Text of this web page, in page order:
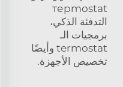
терmostat
التدفئة الذكي،
برمجيات الـ
termostat وأيضًا
تخصيص الأجهزة.